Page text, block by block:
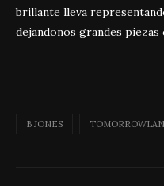
brillante lleva
dejandonos grandes piezas
B JONES